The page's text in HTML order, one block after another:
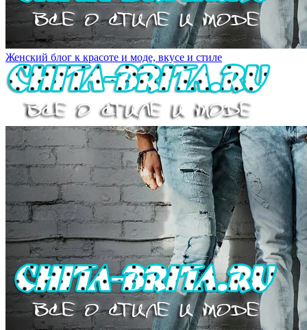
Женский блог к красоте и моде, вкусе и стиле